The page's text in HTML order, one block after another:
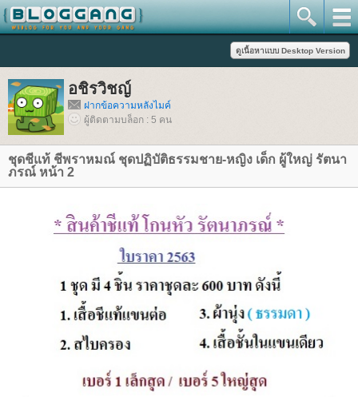
อชิรวิชญ์
ฝากข้อความหลังไมค์
ผู้ติดตามบล็อก : 5 คน
ชุดชีแท้ ชีพราหมณ์ ชุดปฏิบัติธรรมชาย-หญิง เด็ก ผู้ใหญ่ รัตนา
ภรณ์ หน้า 2